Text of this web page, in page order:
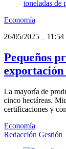
Economía
26/05/2025
11:54
Pequeños
exportación
La mayoría de
cinco hectáreas.
certificaciones y
Economía
Redacción Gestión